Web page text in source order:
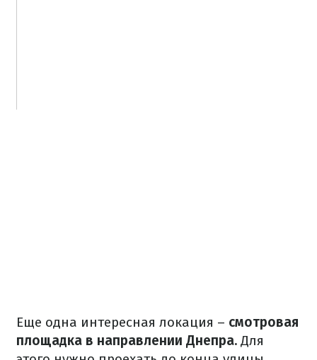
Еще одна интересная локация – смотровая
площадка в направлении Днепра. Для